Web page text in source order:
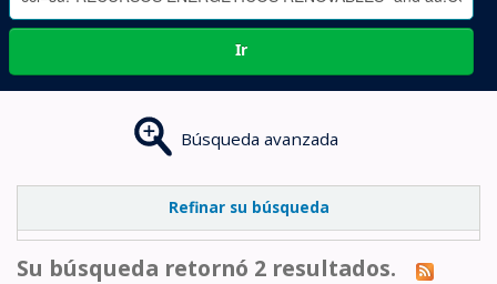
Ir
Búsqueda avanzada
Refinar su búsqueda
Su búsqueda retornó 2 resultados.